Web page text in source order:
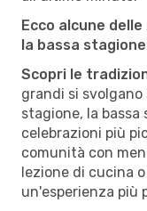
Ecco alcune
la bassa
Scopri le
grandi si
stagione, la
celebrazioni più
comunità con
lezione di cucina
un'esperienza più